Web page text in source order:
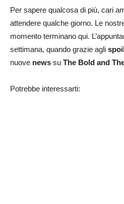
Per sapere qualcosa di più, cari
attendere qualche giorno. Le
momento terminano qui.
settimana, quando grazie agli
nuove news su The Bold and
Potrebbe interessarti: